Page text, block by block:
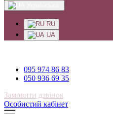
RU
UA
095 974 86 83
050 936 69 35
Замовити дзвінок
Особистий кабінет